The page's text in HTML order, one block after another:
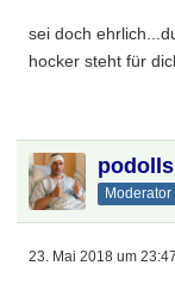
sei doch
hocker steht für
Moderator
23. Mai 2018 um 23:47